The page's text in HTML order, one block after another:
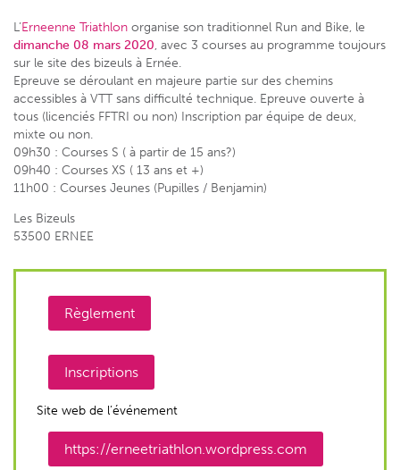
L’Erneenne Triathlon organise son traditionnel Run and Bike, le
dimanche 08 mars 2020, avec 3 courses au programme toujours
sur le site des bizeuls à Ernée.
Epreuve se déroulant en majeure partie sur des chemins
accessibles à VTT sans difficulté technique. Epreuve ouverte à
tous (licenciés FFTRI ou non) Inscription par équipe de deux,
mixte ou non.
09h30 : Courses S ( à partir de 15 ans?)
09h40 : Courses XS ( 13 ans et +)
11h00 : Courses Jeunes (Pupilles / Benjamin)
Les Bizeuls
53500 ERNEE
Règlement
Inscriptions
Site web de l’événement
https://erneetriathlon.wordpress.com